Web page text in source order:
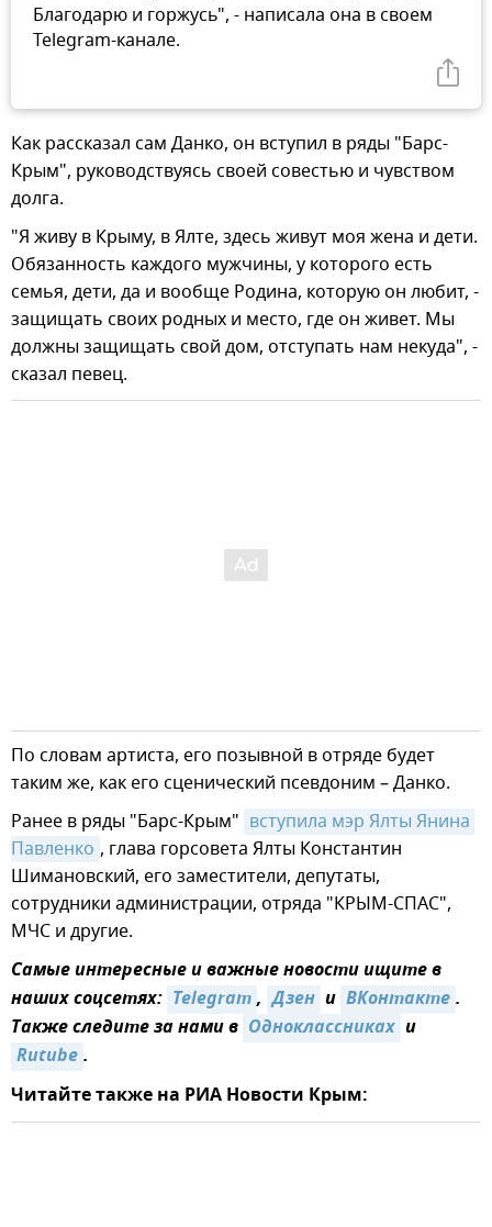
Благодарю и горжусь", - написала она в своем
Telegram-канале.
Как рассказал сам Данко, он вступил в ряды "Барс-
Крым", руководствуясь своей совестью и чувством
долга.
"Я живу в Крыму, в Ялте, здесь живут моя жена и дети.
Обязанность каждого мужчины, у которого есть
семья, дети, да и вообще Родина, которую он любит, -
защищать своих родных и место, где он живет. Мы
должны защищать свой дом, отступать нам некуда", -
сказал певец.
По словам артиста, его позывной в отряде будет
таким же, как его сценический псевдоним – Данко.
Ранее в ряды "Барс-Крым" вступила мэр Ялты Янина
Павленко , глава горсовета Ялты Константин
Шимановский, его заместители, депутаты,
сотрудники администрации, отряда "КРЫМ-СПАС",
МЧС и другие.
Самые интересные и важные новости ищите в
наших соцсетях: Telegram, Дзен и ВКонтакте.
Также следите за нами в Одноклассниках и
Rutube.
Читайте также на РИА Новости Крым: